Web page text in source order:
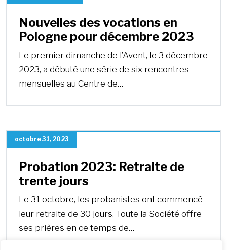
Nouvelles des vocations en
Pologne pour décembre 2023
Le premier dimanche de l’Avent, le 3 décembre
2023, a débuté une série de six rencontres
mensuelles au Centre de…
octobre 31, 2023
Probation 2023: Retraite de
trente jours
Le 31 octobre, les probanistes ont commencé
leur retraite de 30 jours. Toute la Société offre
ses prières en ce temps de…